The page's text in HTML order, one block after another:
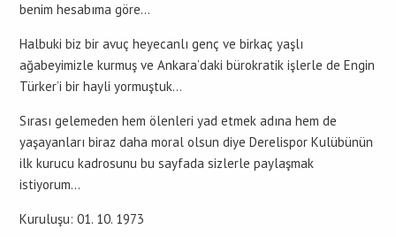
benim hesabıma göre…
Halbuki biz bir avuç heyecanlı genç ve birkaç yaşlı
ağabeyimizle kurmuş ve Ankara’daki bürokratik işlerle de Engin
Türker’i bir hayli yormuştuk…
Sırası gelemeden hem ölenleri yad etmek adına hem de
yaşayanları biraz daha moral olsun diye Derelispor Kulübünün
ilk kurucu kadrosunu bu sayfada sizlerle paylaşmak
istiyorum…
Kuruluşu: 01. 10. 1973